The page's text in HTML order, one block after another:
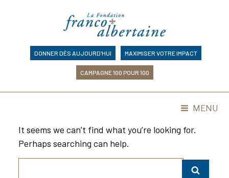
DONNER DÈS AUJOURD'HUI MAXIMISER VOTRE IMPACT
CAMPAGNE 100 POUR 100
MENU
It seems we can’t find what you’re looking for.
Perhaps searching can help.